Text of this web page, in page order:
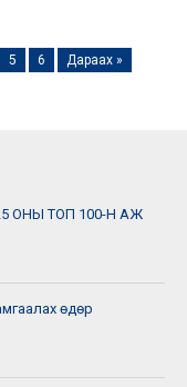
5 6
Дараах »
ОНЫ ТОП 100-Н АЖ
өдөр